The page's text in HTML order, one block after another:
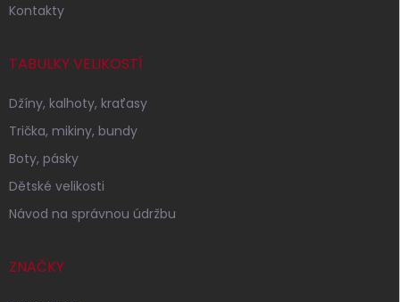
Kontakty
TABULKY VELIKOSTÍ
Džíny, kalhoty, kraťasy
Trička, mikiny, bundy
Boty, pásky
Dětské velikosti
Návod na správnou údržbu
ZNAČKY